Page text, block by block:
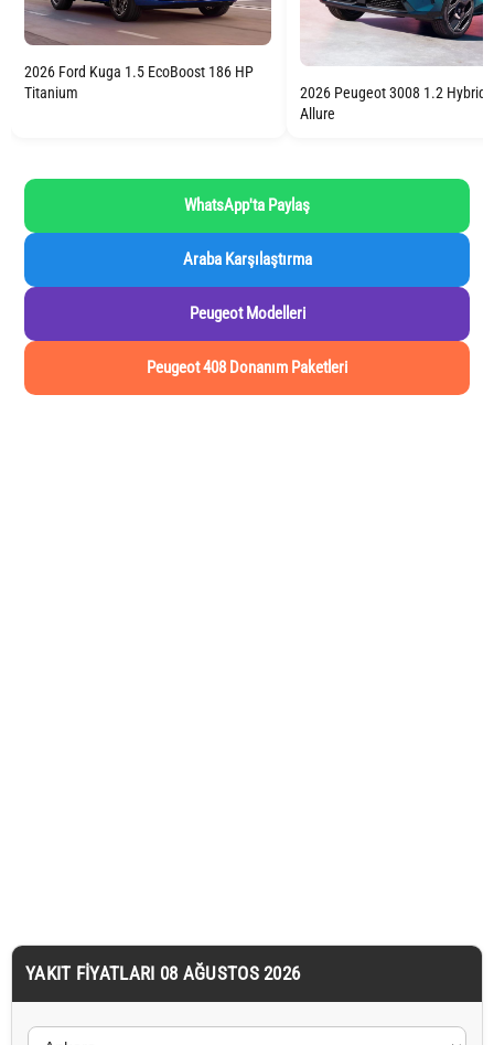
2026 Ford Kuga 1.5 EcoBoost 186 HP
Titanium
2026 Peugeot 3008 1.2 Hybrid
Allure
WhatsApp'ta Paylaş
Araba Karşılaştırma
Peugeot Modelleri
Peugeot 408 Donanım Paketleri
YAKIT FIYATLARI 08 AĞUSTOS 2026